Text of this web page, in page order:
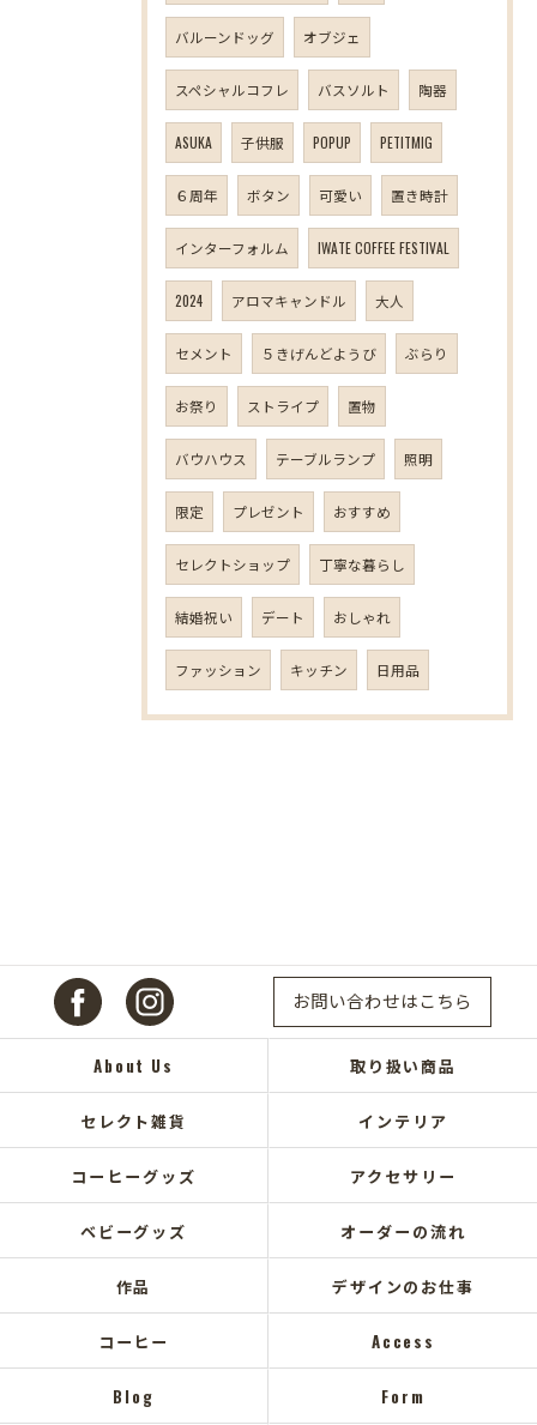
バルーンドッグ オブジェ
スペシャルコフレ バスソルト 陶器
ASUKA 子供服 POPUP PETITMIG
６周年 ボタン 可愛い 置き時計
インターフォルム IWATE COFFEE FESTIVAL
2024 アロマキャンドル 大人
セメント ５きげんどようび ぶらり
お祭り ストライプ 置物
バウハウス テーブルランプ 照明
限定 プレゼント おすすめ
セレクトショップ 丁寧な暮らし
結婚祝い デート おしゃれ
ファッション キッチン 日用品
お問い合わせはこちら
About Us 取り扱い商品
セレクト雑貨 インテリア
コーヒーグッズ アクセサリー
ベビーグッズ オーダーの流れ
作品 デザインのお仕事
コーヒー Access
Blog Form